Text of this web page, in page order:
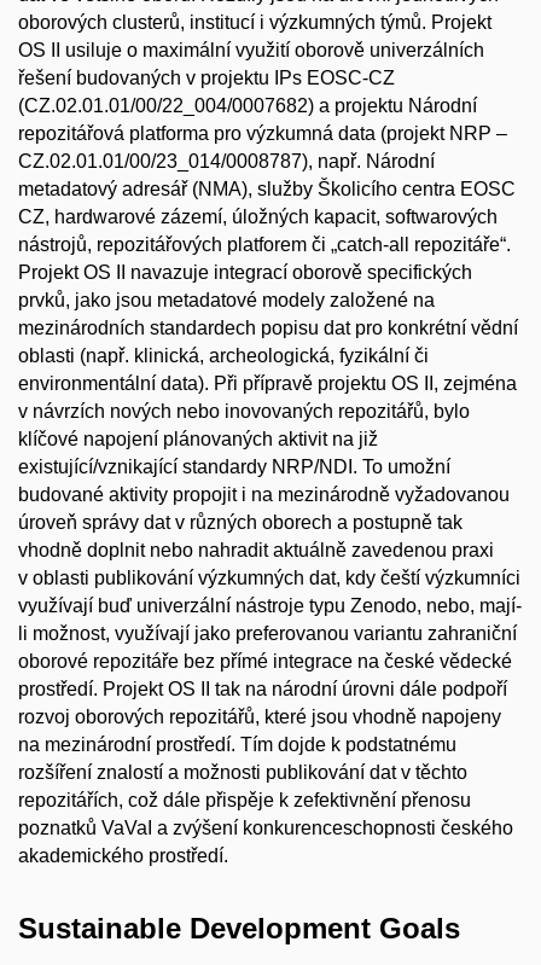
oborových clusterů, institucí i výzkumných týmů. Projekt
OS II usiluje o maximální využití oborově univerzálních
řešení budovaných v projektu IPs EOSC-CZ
(CZ.02.01.01/00/22_004/0007682) a projektu Národní
repozitářová platforma pro výzkumná data (projekt NRP –
CZ.02.01.01/00/23_014/0008787), např. Národní
metadatový adresář (NMA), služby Školicího centra EOSC
CZ, hardwarové zázemí, úložných kapacit, softwarových
nástrojů, repozitářových platforem či „catch-all repozitáře“.
Projekt OS II navazuje integrací oborově specifických
prvků, jako jsou metadatové modely založené na
mezinárodních standardech popisu dat pro konkrétní vědní
oblasti (např. klinická, archeologická, fyzikální či
environmentální data). Při přípravě projektu OS II, zejména
v návrzích nových nebo inovovaných repozitářů, bylo
klíčové napojení plánovaných aktivit na již
existující/vznikající standardy NRP/NDI. To umožní
budované aktivity propojit i na mezinárodně vyžadovanou
úroveň správy dat v různých oborech a postupně tak
vhodně doplnit nebo nahradit aktuálně zavedenou praxi
v oblasti publikování výzkumných dat, kdy čeští výzkumníci
využívají buď univerzální nástroje typu Zenodo, nebo, mají-
li možnost, využívají jako preferovanou variantu zahraniční
oborové repozitáře bez přímé integrace na české vědecké
prostředí. Projekt OS II tak na národní úrovni dále podpoří
rozvoj oborových repozitářů, které jsou vhodně napojeny
na mezinárodní prostředí. Tím dojde k podstatnému
rozšíření znalostí a možnosti publikování dat v těchto
repozitářích, což dále přispěje k zefektivnění přenosu
poznatků VaVaI a zvýšení konkurenceschopnosti českého
akademického prostředí.
Sustainable Development Goals